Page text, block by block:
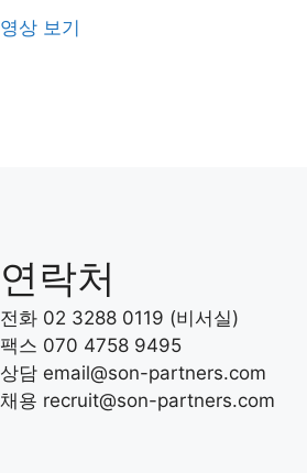
영상 보기
연락처
전화 02 3288 0119 (비서실)
팩스 070 4758 9495
상담 email@son-partners.com
채용 recruit@son-partners.com